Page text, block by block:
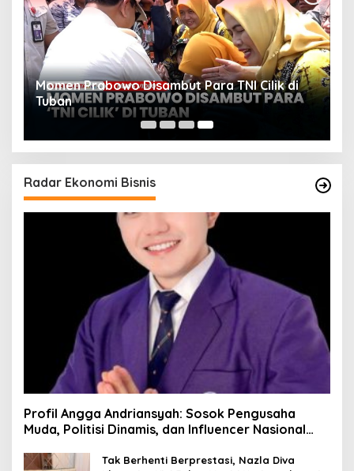
Momen Prabowo Disambut Para TNI Cilik di
Tuban
Radar Ekonomi Bisnis
Profil Angga Andriansyah: Sosok Pengusaha
Muda, Politisi Dinamis, dan Influencer Nasional
Tak Berhenti Berprestasi, Nazla Diva